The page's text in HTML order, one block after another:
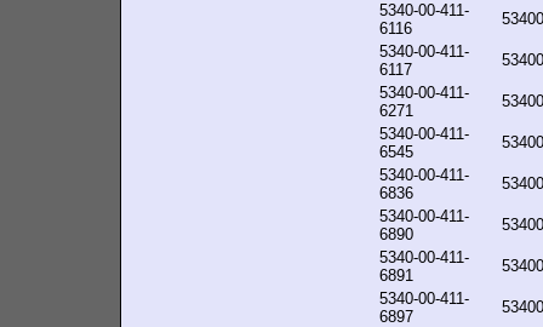
5340-00-411-
6116
5340-00-411-
6117
5340-00-411-
6271
5340-00-411-
6545
5340-00-411-
6836
5340-00-411-
6890
5340-00-411-
6891
5340-00-411-
6897